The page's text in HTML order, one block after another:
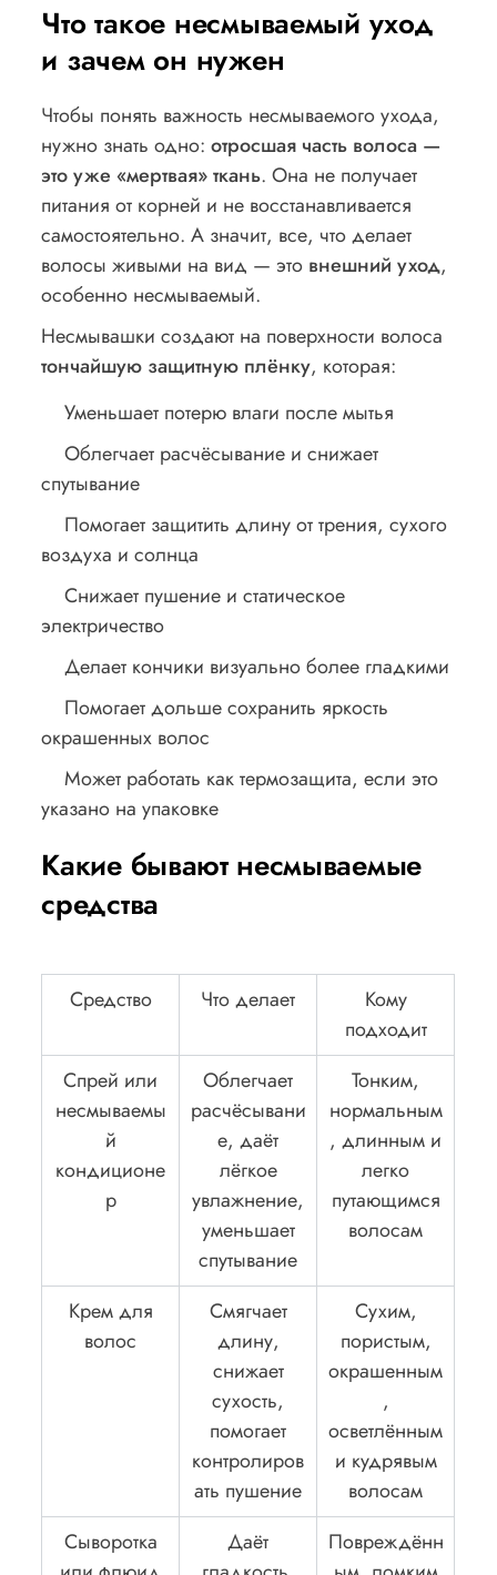
Что такое несмываемый уход
и зачем он нужен
Чтобы понять важность несмываемого ухода,
нужно знать одно:отросшая часть волоса —
это уже «мертвая» ткань. Она не получает
питания от корней и не восстанавливается
самостоятельно. А значит, все, что делает
волосы живыми на вид — это внешний уход,
особенно несмываемый.
Несмывашки создают на поверхности волоса
тончайшую защитную плёнку, которая:
Уменьшает потерю влаги после мытья
Облегчает расчёсывание и снижает
спутывание
Помогает защитить длину от трения, сухого
воздуха и солнца
Снижает пушение и статическое
электричество
Делает кончики визуально более гладкими
Помогает дольше сохранить яркость
окрашенных волос
Может работать как термозащита, если это
указано на упаковке
Какие бывают несмываемые
средства
Средство Что делает
Кому
подходит
Спрей или
несмываемы
й
кондиционе
р
Облегчает
расчёсывани
е, даёт
лёгкое
увлажнение,
уменьшает
спутывание
Тонким,
нормальным
, длинным и
легко
путающимся
волосам
Крем для
волос
Смягчает
длину,
снижает
сухость,
помогает
контролиров
ать пушение
Сухим,
пористым,
окрашенным
,
осветлённым
и кудрявым
волосам
Сыворотка
Даёт
Повреждённ